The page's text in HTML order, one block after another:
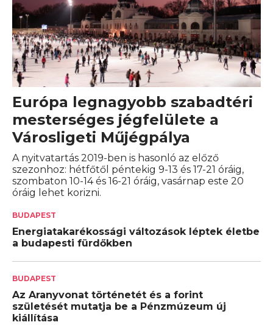
Európa legnagyobb szabadtéri
mesterséges jégfelülete a
Városligeti Műjégpálya
A nyitvatartás 2019-ben is hasonló az előző
szezonhoz: hétfőtől péntekig 9-13 és 17-21 óráig,
szombaton 10-14 és 16-21 óráig, vasárnap este 20
óráig lehet korizni.
BUDAPEST
Energiatakarékossági változások léptek életbe
a budapesti fürdőkben
BUDAPEST
Az Aranyvonat történetét és a forint
születését mutatja be a Pénzmúzeum új
kiállítása